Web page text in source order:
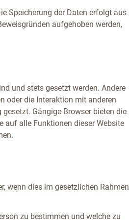
Speicherung der Daten erfolgt aus
aufgehoben werden,
und stets gesetzt werden. Andere
oder die Interaktion mit anderen
Gängige Browser bieten die
auf alle Funktionen dieser Website
wenn dies im gesetzlichen Rahmen
zu bestimmen und welche zu